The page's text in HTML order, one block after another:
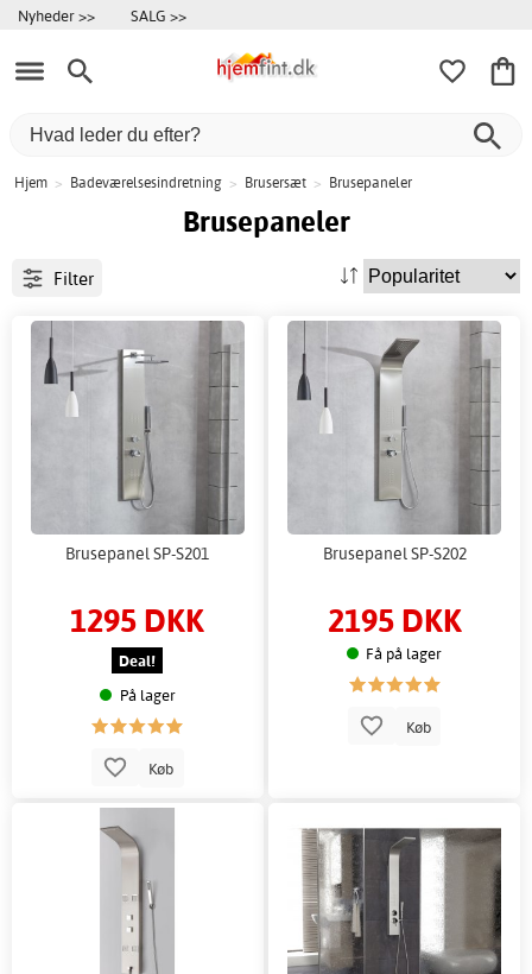
Nyheder >> SALG >>
Hjem > Badeværelsesindretning > Brusersæt > Brusepaneler
Brusepaneler
Filter
Brusepanel SP-S201
1295 DKK
Deal!
På lager
Køb
Brusepanel SP-S202
2195 DKK
Få på lager
Køb